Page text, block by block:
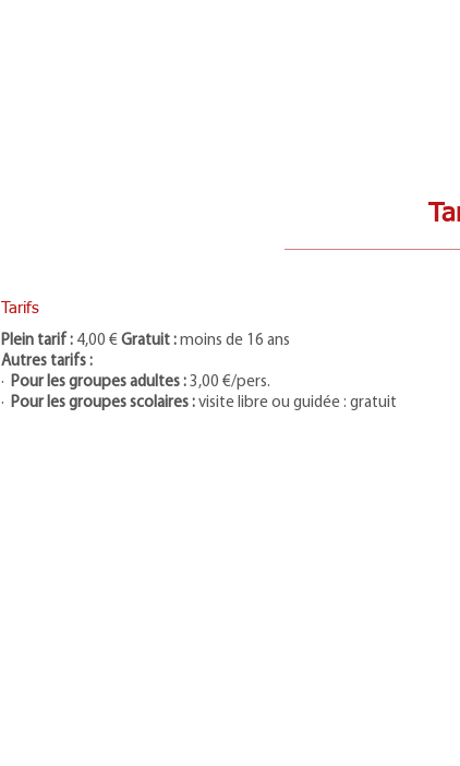
Tarifs
Plein tarif : 4,00 € Gratuit : moins de 16 ans
Autres tarifs :
· Pour les groupes adultes : 3,00 €/pers.
· Pour les groupes scolaires : visite libre ou guidée : gratuit